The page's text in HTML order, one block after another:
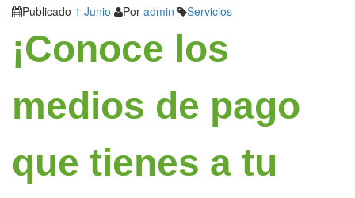
Publicado 1 Junio Por admin Servicios
¡Conoce los
medios de pago
que tienes a tu